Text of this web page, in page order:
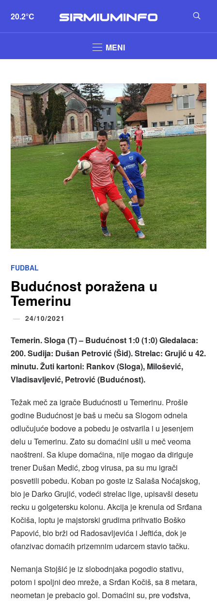
20.2°C
MENI
FUDBAL
Budućnost poražena u
Temerinu
24/10/2021
Temerin. Sloga (T) – Budućnost 1:0 (1:0) Gledalaca:
200. Sudija: Dušan Petrović (Šid). Strelac: Grujić u 42.
minutu. Žuti kartoni: Rankov (Sloga), Milošević,
Vladisavljević, Petrović (Budućnost).
Težak meč za igrače Budućnosti u Temerinu. Prošle
godine Budućnost je baš u meču sa Slogom odnela
odlučujuće bodove a pobedu je ostvarila i u jesenjem
delu u Temerinu. Zato su domaćini ušli u meč veoma
naoštreni. Sa klupe domaćina, nije mogao da diriguje
trener Dušan Medić, zbog virusa, pa su mu igrači
posvetili pobedu. Koban po goste iz Salaša Noćajskog,
bio je Darko Grujić, vodeći strelac lige, upisavši desetu
recku u golgetersku kolonu. Akcija je krenula od Srđana
Kočiša, loptu je majstorski grudima prihvatio Boško
Papović, bio brži od Radosavljevića i Jeftića, dok je
ofanzivac domaćih prizemnim udarcem stavio tačku.
Nemanja Stojšić je iz slobodnjaka pogodio stativu,
potom i spoljni deo mreže, a Srđan Kočiš, sa 8 metara,
neometan je prebacio gol. Domaćini su, pre vođstva,